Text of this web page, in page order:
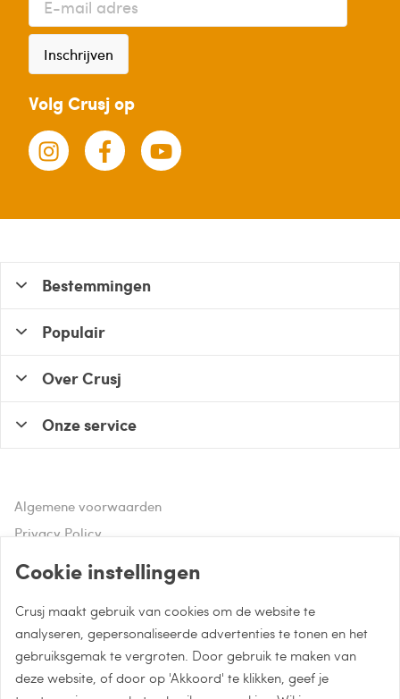
Inschrijven
Volg Crusj op
Hulp of advies nodig?
Bel naar 085 - 0043 015
Bestemmingen
Populair
Over Crusj
Onze service
Algemene voorwaarden
Privacy Policy
Cookie instellingen
Crusj maakt gebruik van cookies om de website te
analyseren, gepersonaliseerde advertenties te tonen en het
gebruiksgemak te vergroten. Door gebruik te maken van
deze website, of door op 'Akkoord' te klikken, geef je